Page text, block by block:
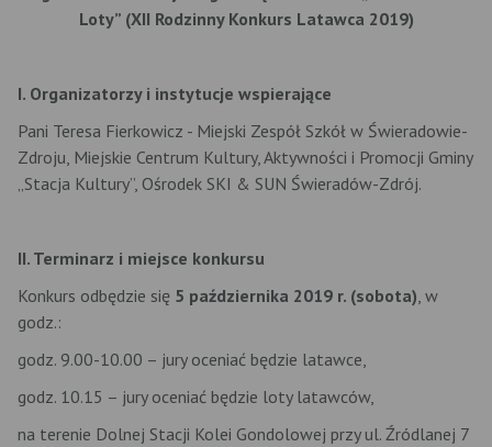
Loty” (XII Rodzinny Konkurs Latawca 2019)
I. Organizatorzy i instytucje wspierające
Pani Teresa Fierkowicz - Miejski Zespół Szkół w Świeradowie-
Zdroju, Miejskie Centrum Kultury, Aktywności i Promocji Gminy
„Stacja Kultury”, Ośrodek SKI & SUN Świeradów-Zdrój.
II. Terminarz i miejsce konkursu
Konkurs odbędzie się 5 października 2019 r. (sobota) , w
godz.:
godz. 9.00-10.00 – jury oceniać będzie latawce,
godz. 10.15 – jury oceniać będzie loty latawców,
na terenie Dolnej Stacji Kolei Gondolowej przy ul. Źródlanej 7